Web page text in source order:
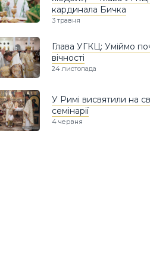
кардинала Бичка
3 травня
Глава УГКЦ: Уміймо
вічності
24 листопада
У Римі висвятили на
семінарії
4 червня